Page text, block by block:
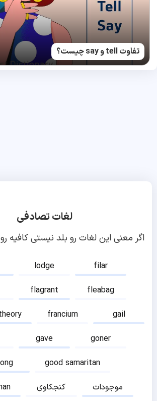
تفاوت tell و say چیست؟
لغات تصادفی
اگر معنی این لغات رو بلد نیستی کافیه
lodge
filar
flagrant
fleabag
francium
gail
gave
goner
good samaritan
کنجکاوی
موجودات